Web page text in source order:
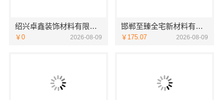
绍兴卓鑫装饰材料有限公司 上虞区精细化全包质量有保障
￥0 2026-08-09
邯郸至臻全宅新材料有限公司，复兴智慧改造专家
￥175.07 2026-08-09